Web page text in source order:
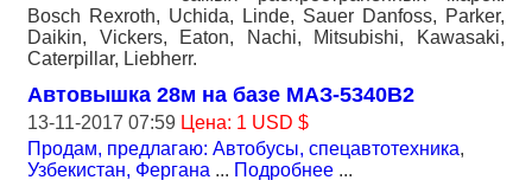
Bosch Rexroth, Uchida, Linde, Sauer Danfoss, Parker,
Daikin, Vickers, Eaton, Nachi, Mitsubishi, Kawasaki,
Caterpillar, Liebherr.
Автовышка 28м на базе МАЗ-5340В2
13-11-2017 07:59 Цена: 1 USD $
Продам, предлагаю: Автобусы, спецавтотехника,
Узбекистан, Фергана ... Подробнее ...